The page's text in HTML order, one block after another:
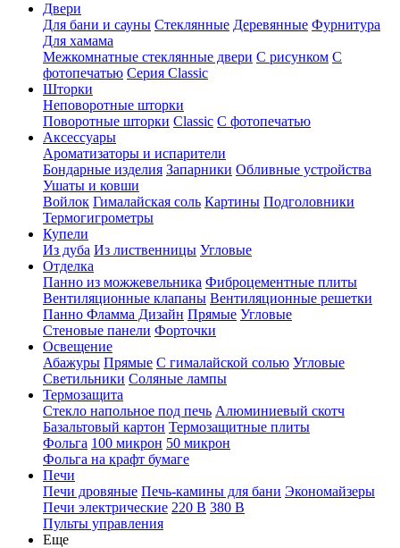
Двери
Для бани и сауны Стеклянные Деревянные Фурнитура
Для хамама
Межкомнатные стеклянные двери С рисунком С
фотопечатью Серия Classic
Шторки
Неповоротные шторки
Поворотные шторки Classic С фотопечатью
Аксессуары
Ароматизаторы и испарители
Бондарные изделия Запарники Обливные устройства
Ушаты и ковши
Войлок Гималайская соль Картины Подголовники
Термогигрометры
Купели
Из дуба Из лиственницы Угловые
Отделка
Панно из можжевельника Фиброцементные плиты
Вентиляционные клапаны Вентиляционные решетки
Панно Фламма Дизайн Прямые Угловые
Стеновые панели Форточки
Освещение
Абажуры Прямые С гималайской солью Угловые
Светильники Соляные лампы
Термозащита
Стекло напольное под печь Алюминиевый скотч
Базальтовый картон Термозащитные плиты
Фольга 100 микрон 50 микрон
Фольга на крафт бумаге
Печи
Печи дровяные Печь-камины для бани Экономайзеры
Печи электрические 220 В 380 В
Пульты управления
Еще